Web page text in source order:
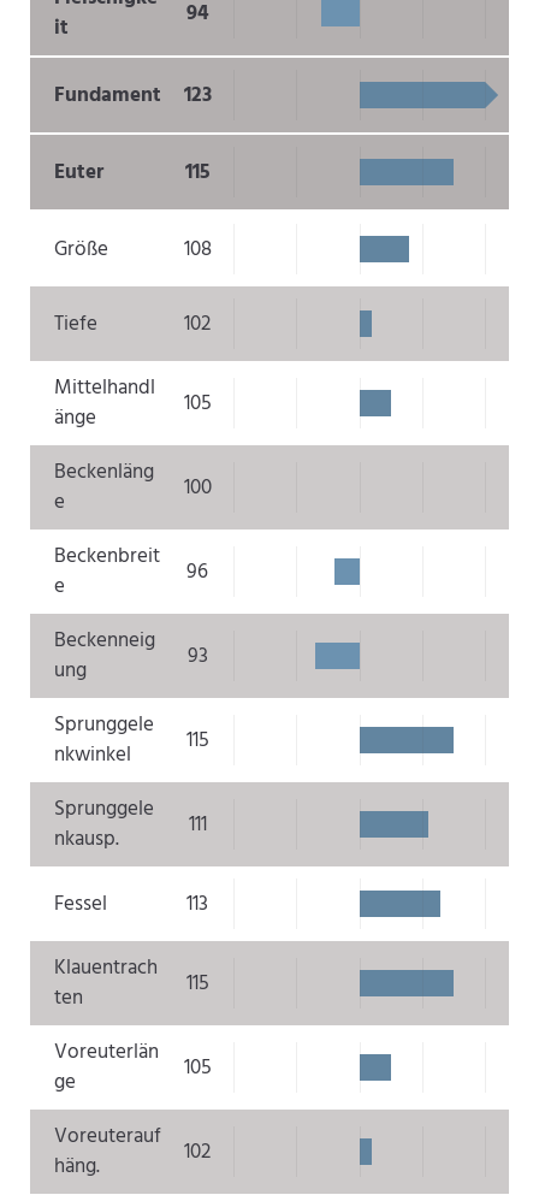
it
94
Fundament 123
Euter 115
Größe 108
Tiefe
102
Mittelhandl
änge
105
Beckenläng
e
100
Beckenbreit
e
96
Beckenneig
ung
93
Sprunggele
nkwinkel
115
Sprunggele
nkausp.
111
Fessel
113
Klauentrach
ten
115
Voreuterlän
ge
105
Voreuterauf
häng.
102